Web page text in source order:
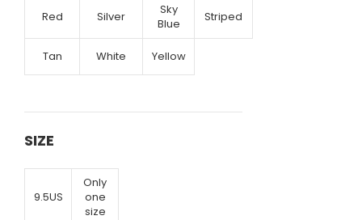
Red Silver
Sky
Blue
Striped
Tan White Yellow
SIZE
9.5US
Only
one
size